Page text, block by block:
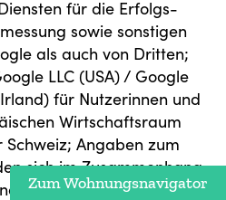
für die Erfolgs-
sowie sonstigen
als auch von Dritten;
LLC (USA) / Google
für Nutzerinnen und
Wirtschaftsraum
Schweiz; Angaben zum
sich im Zusammenhang
und verwalteten
Zum Wohnungsnavigator